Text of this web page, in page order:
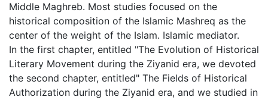
Middle Maghreb. Most studies focused on the
historical composition of the Islamic Mashreq as the
center of the weight of the Islam. Islamic mediator.
In the first chapter, entitled "The Evolution of Historical
Literary Movement during the Ziyanid era, we devoted
the second chapter, entitled" The Fields of Historical
Authorization during the Ziyanid era, and we studied in